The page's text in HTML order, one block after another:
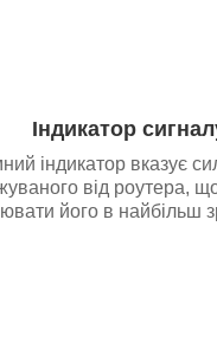
Індикатор
індикатор вказує
від роутера,
його в найбільш